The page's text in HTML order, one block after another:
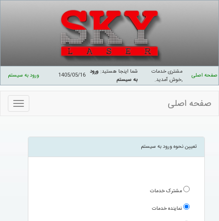
صفحه اصلی
مشتری خدمات
,خوش آمدید.
شما اینجا هستید: ورود
به سیستم
1405/05/16 ورود به سیستم
منوهای
سایت
صفحه اصلی
تعیین نحوه ورود به سیستم
مشترک خدمات
نماینده خدمات